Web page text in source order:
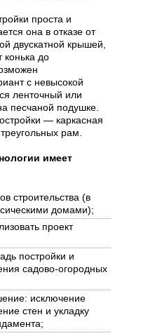
проста и
она в отказе от
двускатной крышей,
конька до
с невысокой
ленточный или
песчаной подушке.
— каркасная
рам.
имеет
строительства (в
домами);
проект
постройки и
садово-огородных
исключение
стен и укладку